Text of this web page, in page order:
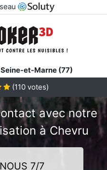
et-Marne (77)
(110 votes)
avec notre
à Chevru
7/7